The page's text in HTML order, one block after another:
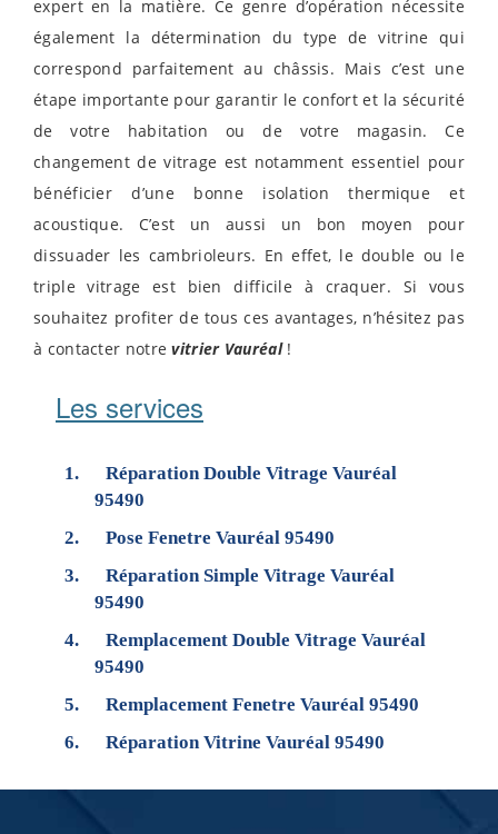
expert en la matière. Ce genre d’opération nécessite
également la détermination du type de vitrine qui
correspond parfaitement au châssis. Mais c’est une
étape importante pour garantir le confort et la sécurité
de votre habitation ou de votre magasin. Ce
changement de vitrage est notamment essentiel pour
bénéficier d’une bonne isolation thermique et
acoustique. C’est un aussi un bon moyen pour
dissuader les cambrioleurs. En effet, le double ou le
triple vitrage est bien difficile à craquer. Si vous
souhaitez profiter de tous ces avantages, n’hésitez pas
à contacter notrevitrier Vauréal!
Les services
Réparation Double Vitrage Vauréal
95490
Pose Fenetre Vauréal 95490
Réparation Simple Vitrage Vauréal
95490
Remplacement Double Vitrage Vauréal
95490
Remplacement Fenetre Vauréal 95490
Réparation Vitrine Vauréal 95490